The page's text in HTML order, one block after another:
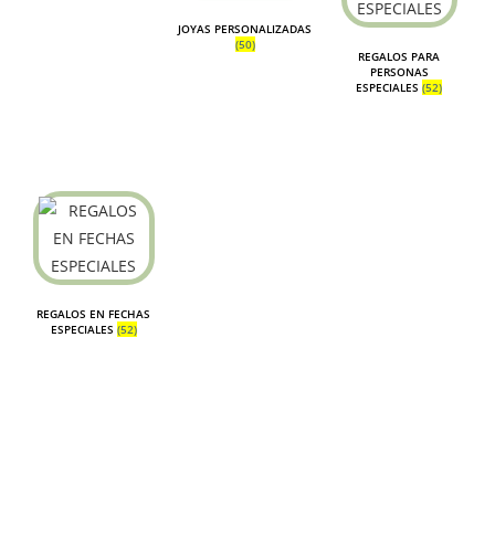
JOYAS PERSONALIZADAS
(50)
REGALOS PARA
PERSONAS
ESPECIALES(52)
REGALOS EN FECHAS
ESPECIALES (52)